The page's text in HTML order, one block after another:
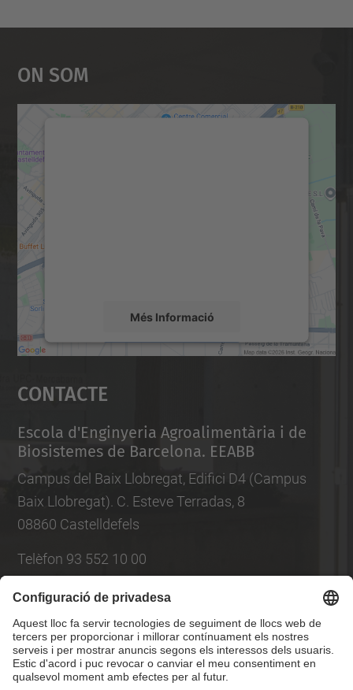
On Som
Més Informació
Accepta
powered by
Contacte
Escola d'Enginyeria Agroalimentària i de
Biosistemes de Barcelona. EEABB
Campus del Baix Llobregat, Edifici D4 (Campus
Baix Llobregat). C. Esteve Terradas, 8
08860 Castelldefels
Telèfon 93 552 10 00
Llista Xarxes Socials